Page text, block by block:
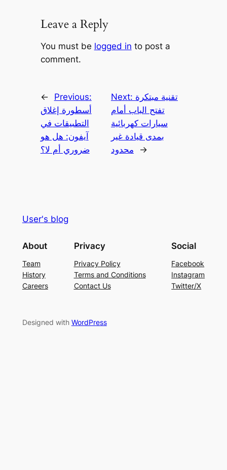
Leave a Reply
You must be logged in to post a
comment.
←
Previous:
أسطورة إغلاق
التطبيقات في
آيفون: هل هو
ضروري أم لا؟
Next: تقنية مبتكرة
تفتح الباب أمام
سيارات كهربائية
بمدى قيادة غير
محدود
→
User's blog
About
Team
History
Careers
Privacy
Privacy Policy
Terms and Conditions
Contact Us
Social
Facebook
Instagram
Twitter/X
Designed with WordPress